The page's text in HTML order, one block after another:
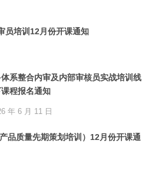
员培训12月份开课通知
系整合内审及内部审核员实战培训线
课程报名通知
年 6 月 11 日
品质量先期策划培训）12月份开课通